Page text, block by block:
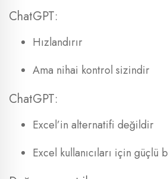
ChatGPT:
Hızlandırır
Ama nihai kontrol sizindir
ChatGPT:
Excel’in alternatifi değildir
Excel kullanıcıları için güçlü